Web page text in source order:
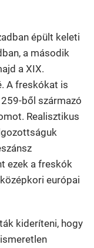
épült keleti
a második
a XIX.
A freskókat is
ből származó
Realisztikus
ezek a freskók
európai
kideríteni, hogy